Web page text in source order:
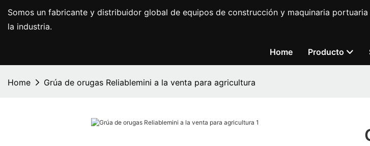
Somos un fabricante y distribuidor global de equipos de construcción y maquinaria
la industria.
Home Producto
Home Grúa de orugas Reliablemini a la venta para agricultura